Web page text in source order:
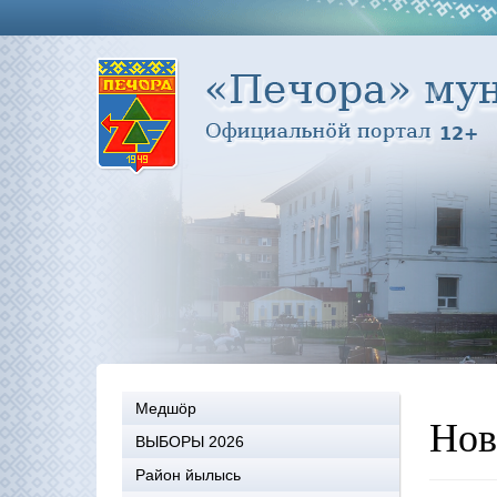
Медшöр
ВЫБОРЫ 2026
Район йылысь